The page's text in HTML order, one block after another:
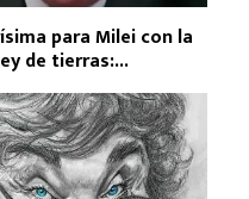
para Milei con la
de tierras:...